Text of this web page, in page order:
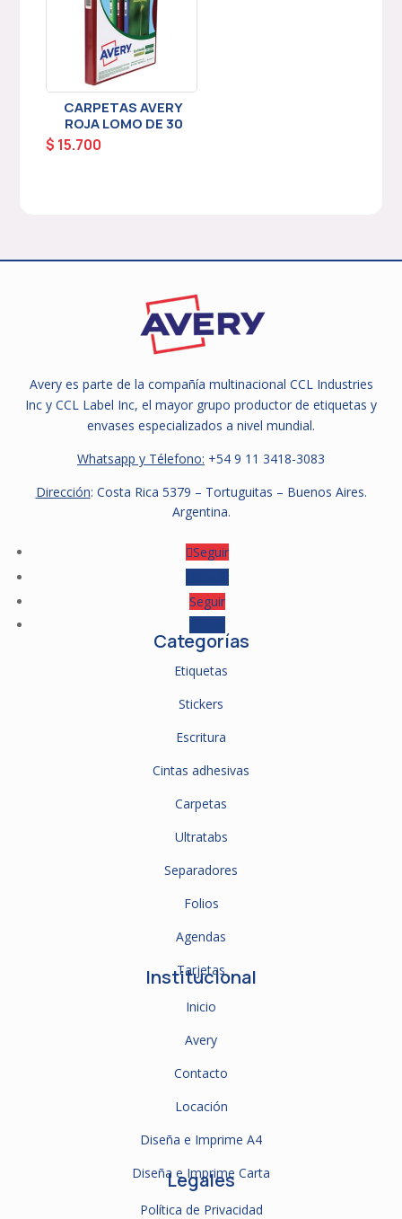
CARPETAS AVERY
ROJA LOMO DE 30
$ 15.700
Avery es parte de la compañía multinacional CCL Industries
Inc y CCL Label Inc, el mayor grupo productor de etiquetas y
envases especializados a nivel mundial.
Whatsapp y Télefono: +54 9 11 3418-3083
Dirección: Costa Rica 5379 – Tortuguitas – Buenos Aires.
Argentina.
Seguir
Seguir
Categorías
Etiquetas
Stickers
Escritura
Cintas adhesivas
Carpetas
Ultratabs
Separadores
Folios
Agendas
Tarjetas
Institucional
Inicio
Avery
Contacto
Locación
Diseña e Imprime A4
Diseña e Imprime Carta
Legales
Política de Privacidad